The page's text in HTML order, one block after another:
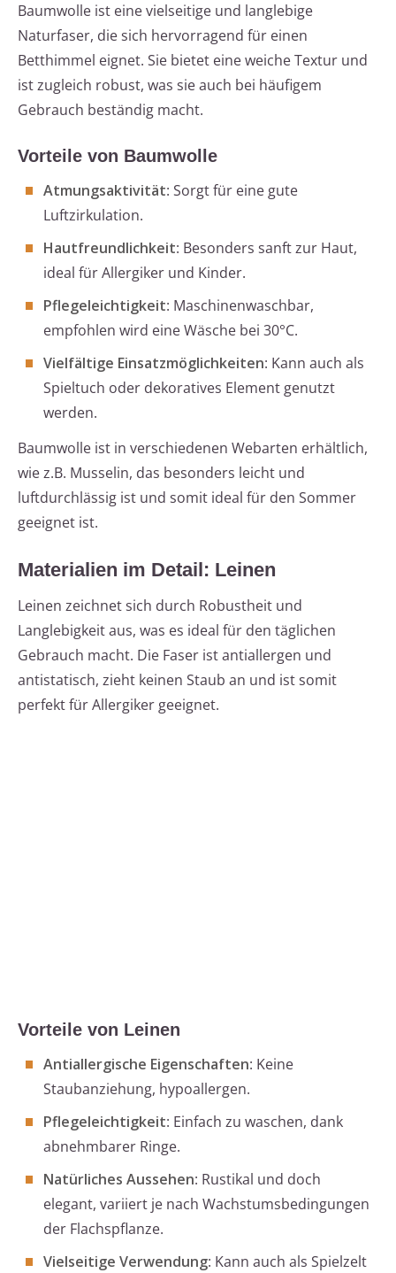
Baumwolle ist eine vielseitige und langlebige
Naturfaser, die sich hervorragend für einen
Betthimmel eignet. Sie bietet eine weiche Textur und
ist zugleich robust, was sie auch bei häufigem
Gebrauch beständig macht.
Vorteile von Baumwolle
Atmungsaktivität: Sorgt für eine gute
Luftzirkulation.
Hautfreundlichkeit: Besonders sanft zur Haut,
ideal für Allergiker und Kinder.
Pflegeleichtigkeit: Maschinenwaschbar,
empfohlen wird eine Wäsche bei 30°C.
Vielfältige Einsatzmöglichkeiten: Kann auch als
Spieltuch oder dekoratives Element genutzt
werden.
Baumwolle ist in verschiedenen Webarten erhältlich,
wie z.B. Musselin, das besonders leicht und
luftdurchlässig ist und somit ideal für den Sommer
geeignet ist.
Materialien im Detail: Leinen
Leinen zeichnet sich durch Robustheit und
Langlebigkeit aus, was es ideal für den täglichen
Gebrauch macht. Die Faser ist antiallergen und
antistatisch, zieht keinen Staub an und ist somit
perfekt für Allergiker geeignet.
Vorteile von Leinen
Antiallergische Eigenschaften: Keine
Staubanziehung, hypoallergen.
Pflegeleichtigkeit: Einfach zu waschen, dank
abnehmbarer Ringe.
Natürliches Aussehen: Rustikal und doch
elegant, variiert je nach Wachstumsbedingungen
der Flachspflanze.
Vielseitige Verwendung: Kann auch als Spielzelt